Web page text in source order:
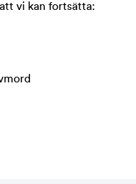
vi kan fortsätta: